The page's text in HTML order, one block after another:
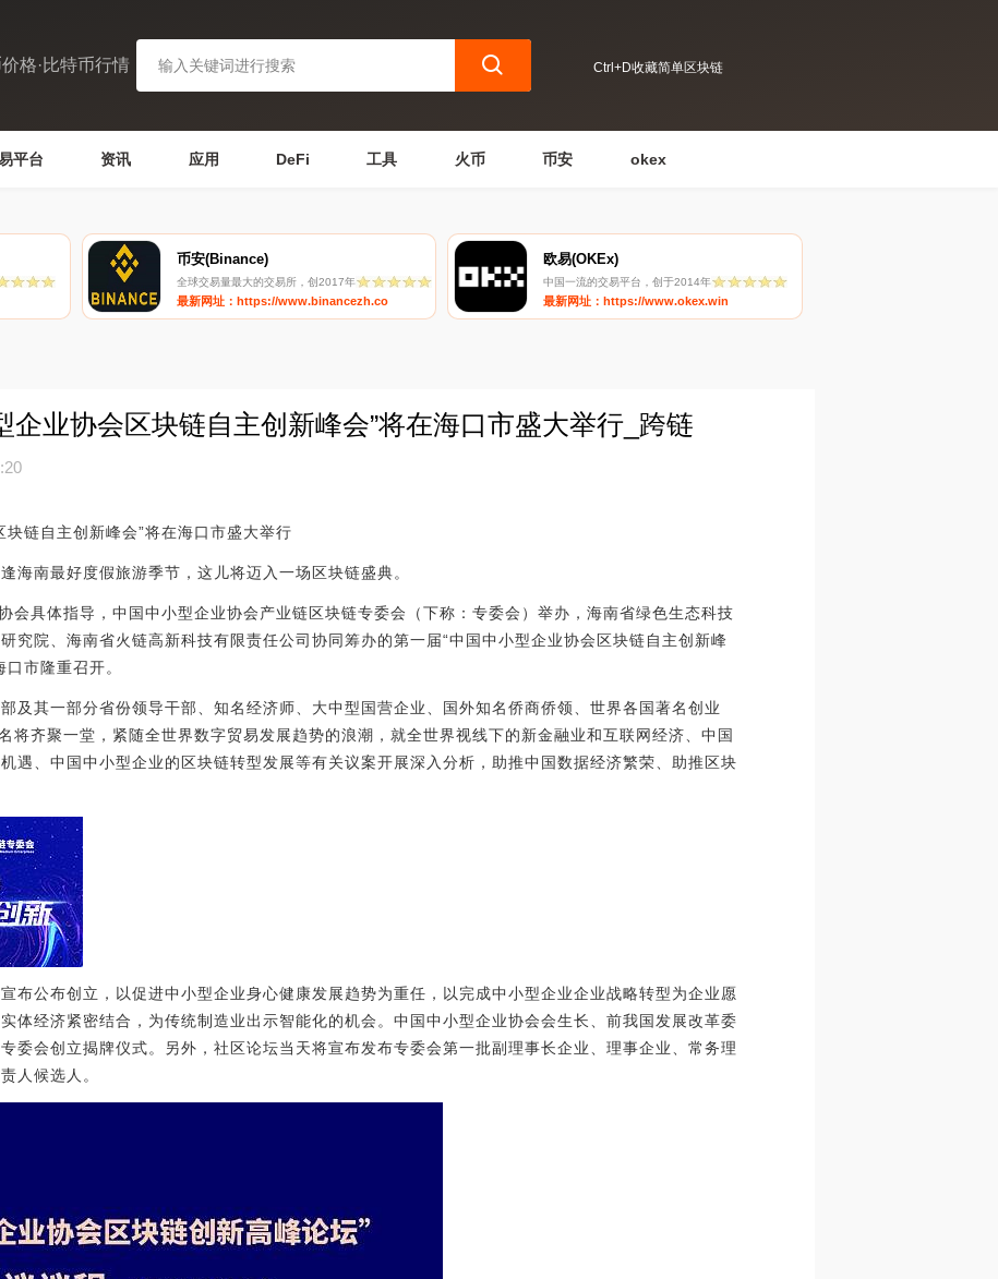
格·比特币行情 Ctrl+D收藏简单区块链
平台 资讯 应用 DeFi 工具 火币 币安 okex
币安(Binance)
全球交易量最大的交易所，创2017年
最新网址：https://www.binancezh.co
欧易(OKEx)
中国一流的交易平台，创于2014年
最新网址：https://www.okex.win
企业协会区块链自主创新峰会”将在海口市盛大举行_跨链
链自主创新峰会”将在海口市盛大举行
海南最好度假旅游季节，这儿将迈入一场区块链盛典。
会具体指导，中国中小型企业协会产业链区块链专委会（下称：专委会）举办，海南省绿色生态科技
究院、海南省火链高新科技有限责任公司协同筹办的第一届“中国中小型企业协会区块链自主创新峰
市隆重召开。
及其一部分省份领导干部、知名经济师、大中型国营企业、国外知名侨商侨领、世界各国著名创业
将齐聚一堂，紧随全世界数字贸易发展趋势的浪潮，就全世界视线下的新金融业和互联网经济、中国
遇、中国中小型企业的区块链转型发展等有关议案开展深入分析，助推中国数据经济繁荣、助推区块
布公布创立，以促进中小型企业身心健康发展趋势为重任，以完成中小型企业企业战略转型为企业愿
体经济紧密结合，为传统制造业出示智能化的机会。中国中小型企业协会会生长、前我国发展改革委
委会创立揭牌仪式。另外，社区论坛当天将宣布发布专委会第一批副理事长企业、理事企业、常务理
人候选人。